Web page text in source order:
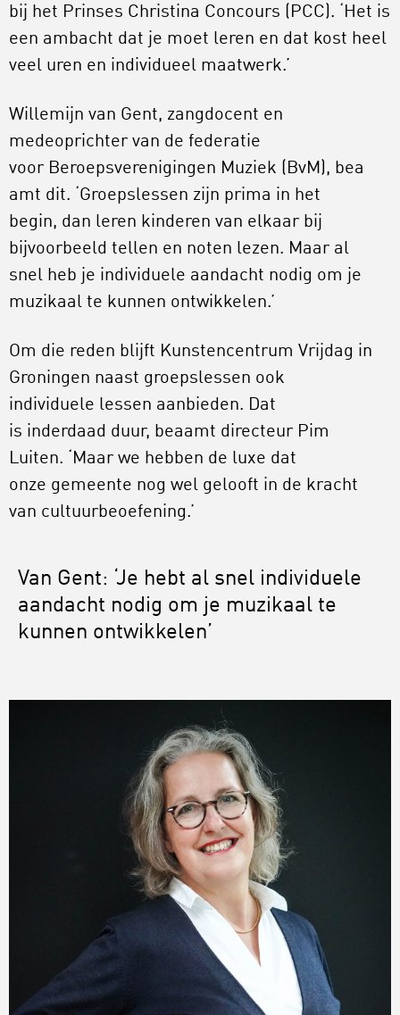
bij het Prinses Christina Concours (PCC). ‘Het is
een ambacht dat je moet leren en dat kost heel
veel uren en individueel maatwerk.’
Willemijn van Gent, zangdocent en
medeoprichter van de federatie
voor Beroepsverenigingen Muziek (BvM), bea
amt dit. ‘Groepslessen zijn prima in het
begin, dan leren kinderen van elkaar bij
bijvoorbeeld tellen en noten lezen. Maar al
snel heb je individuele aandacht nodig om je
muzikaal te kunnen ontwikkelen.’
Om die reden blijft Kunstencentrum Vrijdag in
Groningen naast groepslessen ook
individuele lessen aanbieden. Dat
is inderdaad duur, beaamt directeur Pim
Luiten. ‘Maar we hebben de luxe dat
onze gemeente nog wel gelooft in de kracht
van cultuurbeoefening.’
Van Gent: ‘Je hebt al snel individuele
aandacht nodig om je muzikaal te
kunnen ontwikkelen’